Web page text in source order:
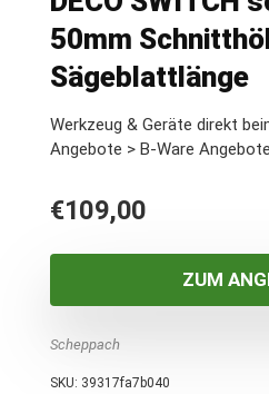
50mm
Sägeblattlänge
Werkzeug & Geräte direkt
Angebote > B-Ware
€109,00
ZUM
Scheppach
SKU: 39317fa7b040